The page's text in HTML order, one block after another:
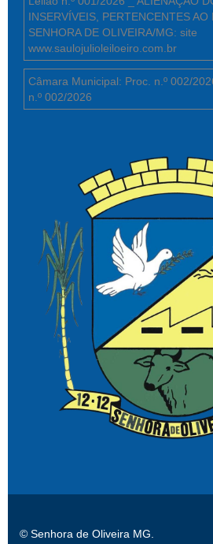
INSERVÍVEIS, PERTENCENTES
SENHORA DE OLIVEIRA/MG: site
www.saulojulioleiloeiro.com.br
Câmara Municipal: Proc. n.º 002/
n.º 002/2026
© Senhora de Oliveira MG.